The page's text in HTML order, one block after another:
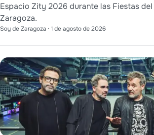
Espacio Zity 2026 durante las Fiestas
Zaragoza.
Soy de Zaragoza · 1 de agosto de 2026